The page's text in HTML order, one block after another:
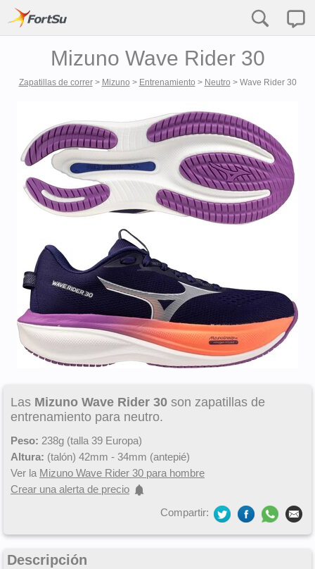
Mizuno Wave Rider 30
Zapatillas de correr> Mizuno > Entrenamiento > Neutro > Wave Rider 30
Las Mizuno Wave Rider 30 son zapatillas de
entrenamiento para neutro.
Peso: 238g (talla 39 Europa)
Altura: (talón) 42mm - 34mm (antepié)
Ver la Mizuno Wave Rider 30 para hombre
Crear una alerta de precio
Compartir:
Descripción